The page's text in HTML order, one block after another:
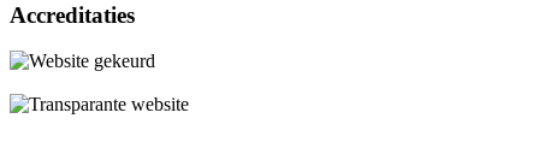
Accreditaties